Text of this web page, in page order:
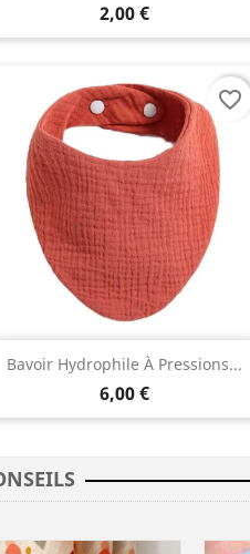
2,00 €
Bavoir Hydrophile À Pressions...
6,00 €
Aperçu rapide
favorite_border